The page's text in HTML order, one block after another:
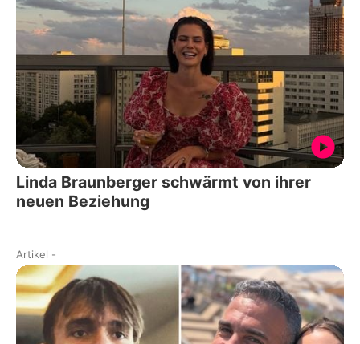
Linda Braunberger schwärmt von ihrer
neuen Beziehung
Artikel -